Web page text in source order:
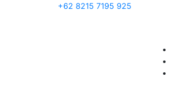
+62 8215 7195 925